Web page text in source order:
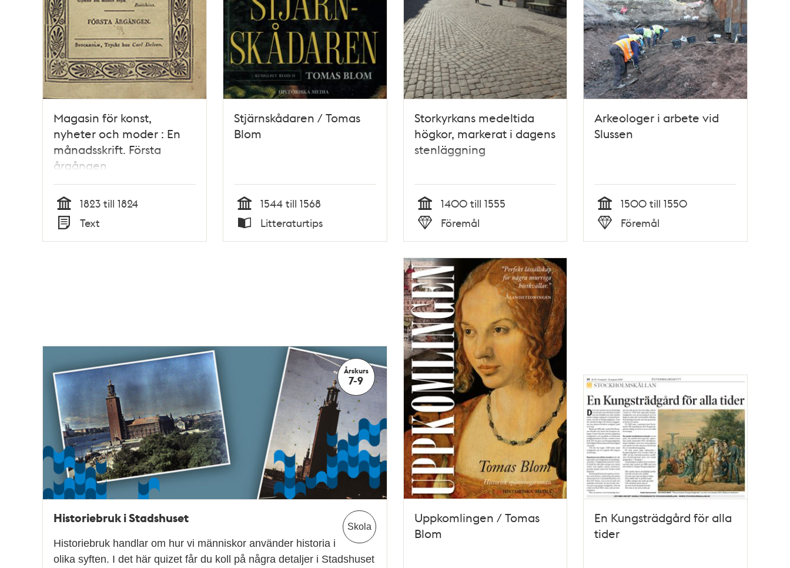
Magasin för konst,
nyheter och moder : En
månadsskrift. Första
årgången
Tid
1823 till 1824
Typ
Text
Stjärnskådaren / Tomas
Blom
Tid
1544 till 1568
Typ
Litteraturtips
Storkyrkans medeltida
högkor, markerat i dagens
stenläggning
Tid
1400 till 1555
Typ
Föremål
Arkeologer i arbete vid
Slussen
Tid
1500 till 1550
Typ
Föremål
Årskurs
7-9
Skola
Historiebruk i Stadshuset
Historiebruk handlar om hur vi människor använder historia i
olika syften. I det här quizet får du koll på några detaljer i Stadshuset
Uppkomlingen / Tomas
Blom
En Kungsträdgård för alla
tider